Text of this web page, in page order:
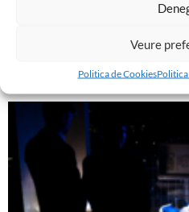
Veure
Politica de Cookies
GASTÓN VALLES, NOU